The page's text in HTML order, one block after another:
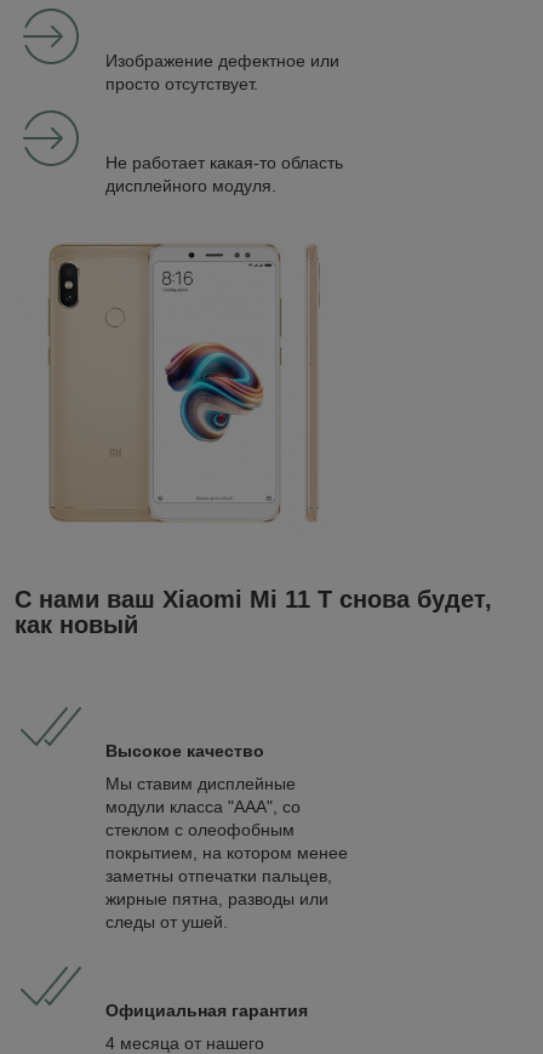
Изображение дефектное или
просто отсутствует.
Не работает какая-то область
дисплейного модуля.
С нами ваш Xiaomi Mi 11 T снова будет,
как новый
Высокое качество
Мы ставим дисплейные
модули класса "ААА", со
стеклом с олеофобным
покрытием, на котором менее
заметны отпечатки пальцев,
жирные пятна, разводы или
следы от ушей.
Официальная гарантия
4 месяца от нашего